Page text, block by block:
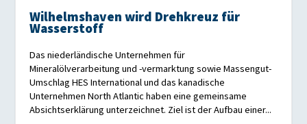
Wilhelmshaven wird Drehkreuz für
Wasserstoff
Das niederländische Unternehmen für
Mineralölverarbeitung und -vermarktung sowie Massengut-
Umschlag HES International und das kanadische
Unternehmen North Atlantic haben eine gemeinsame
Absichtserklärung unterzeichnet. Ziel ist der Aufbau einer...